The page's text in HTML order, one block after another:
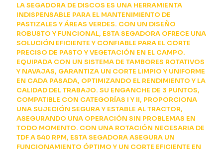
LA SEGADORA DE DISCOS ES UNA HERRAMIENTA
INDISPENSABLE PARA EL MANTENIMIENTO DE
PASTIZALES Y ÁREAS VERDES. CON UN DISEÑO
ROBUSTO Y FUNCIONAL, ESTA SEGADORA OFRECE UNA
SOLUCIÓN EFICIENTE Y CONFIABLE PARA EL CORTE
PRECISO DE PASTO Y VEGETACIÓN EN EL CAMPO.
EQUIPADA CON UN SISTEMA DE TAMBORES ROTATIVOS
Y NAVAJAS, GARANTIZA UN CORTE LIMPIO Y UNIFORME
EN CADA PASADA, OPTIMIZANDO EL RENDIMIENTO Y LA
CALIDAD DEL TRABAJO. SU ENGANCHE DE 3 PUNTOS,
COMPATIBLE CON CATEGORÍAS I Y II, PROPORCIONA
UNA SUJECIÓN SEGURA Y ESTABLE AL TRACTOR,
ASEGURANDO UNA OPERACIÓN SIN PROBLEMAS EN
TODO MOMENTO. CON UNA ROTACIÓN NECESARIA DE
TDF A 540 RPM, ESTA SEGADORA ASEGURA UN
FUNCIONAMIENTO ÓPTIMO Y UN CORTE EFICIENTE EN